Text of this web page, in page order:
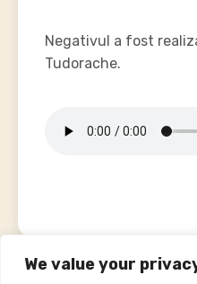
We value your
Negativul a fost
Tudorache.